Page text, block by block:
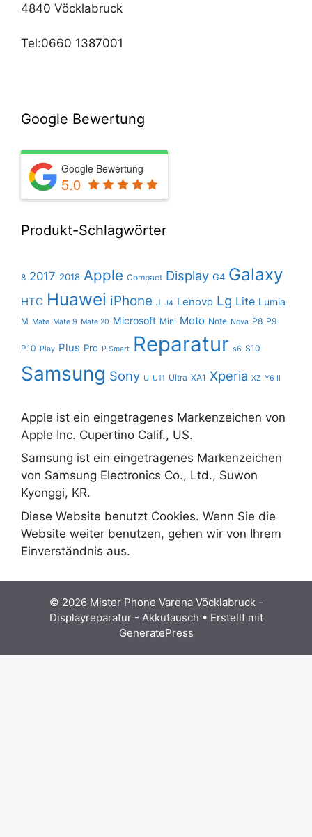
4840 Vöcklabruck
Tel:0660 1387001
Google Bewertung
Google Bewertung
5.0
Produkt-Schlagwörter
8 2017 2018 Apple Compact Display G4 Galaxy
HTC Huawei iPhone J J4 Lenovo Lg Lite Lumia
M Mate Mate 9 Mate 20 Microsoft Mini Moto Note Nova P8 P9
P10 Play Plus Pro P Smart Reparatur s6 S10
Samsung Sony U U11 Ultra XA1 Xperia XZ Y6 II
Apple ist ein eingetragenes Markenzeichen von
Apple Inc. Cupertino Calif., US.
Samsung ist ein eingetragenes Markenzeichen
von Samsung Electronics Co., Ltd., Suwon
Kyonggi, KR.
Diese Website benutzt Cookies. Wenn Sie die
Website weiter benutzen, gehen wir von Ihrem
Einverständnis aus.
© 2026 Mister Phone Varena Vöcklabruck -
Displayreparatur - Akkutausch • Erstellt mit
GeneratePress